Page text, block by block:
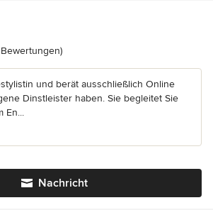
5 von 5 Sternen
und berät ausschließlich Online
Dinstleister haben. Sie begleitet Sie
En...
Nachricht